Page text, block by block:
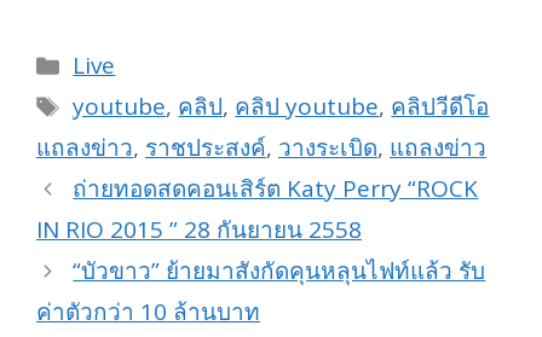
Categories
Live
Tags
youtube, คลิป, คลิป youtube, คลิปวีดีโอ
แถลงข่าว, ราชประสงค์, วางระเบิด, แถลงข่าว
ถ่ายทอดสดคอนเสิร์ต Katy Perry “ROCK
IN RIO 2015 ” 28 กันยายน 2558
“บัวขาว” ย้ายมาสังกัดคุนหลุนไฟท์แล้ว รับ
ค่าตัวกว่า 10 ล้านบาท